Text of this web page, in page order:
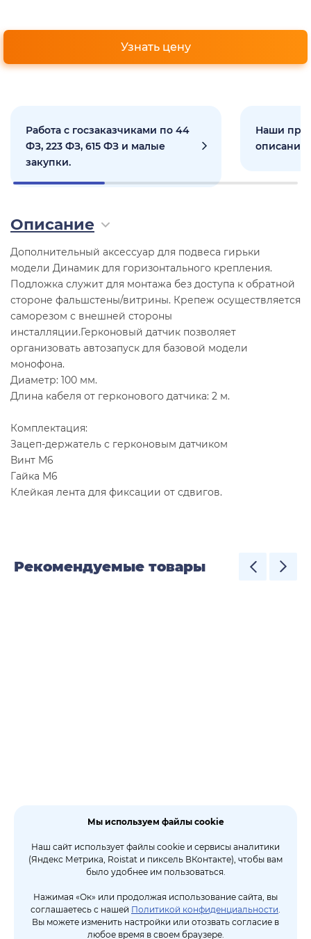
Узнать цену
Работа с госзаказчиками по 44
ФЗ, 223 ФЗ, 615 ФЗ и малые
закупки.
Наши
Описание
Дополнительный аксессуар для подвеса гирьки
модели Динамик для горизонтального крепления.
Подложка служит для монтажа без доступа к обратной
стороне фальшстены/витрины. Крепеж осуществляется
саморезом с внешней стороны
инсталляции.Герконовый датчик позволяет
организовать автозапуск для базовой модели
монофона.
Диаметр: 100 мм.
Длина кабеля от герконового датчика: 2 м.
Комплектация:
Зацеп-держатель с герконовым датчиком
Винт М6
Гайка М6
Клейкая лента для фиксации от сдвигов.
Рекомендуемые товары
Мы используем файлы cookie
Наш сайт использует файлы cookie и сервисы аналитики
(Яндекс Метрика, Roistat и пиксель ВКонтакте), чтобы вам
было удобнее им пользоваться.
Нажимая «Ок» или продолжая использование сайта, вы
соглашаетесь с нашей Политикой конфиденциальности.
Вы можете изменить настройки или отозвать согласие в
любое время в своем браузере.